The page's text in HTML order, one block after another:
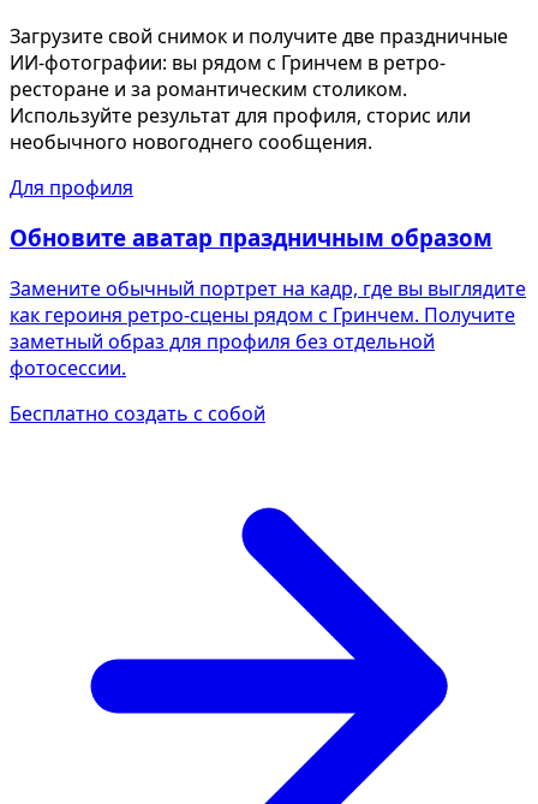
Загрузите свой снимок и получите две праздничные
ИИ-фотографии: вы рядом с Гринчем в ретро-
ресторане и за романтическим столиком.
Используйте результат для профиля, сторис или
необычного новогоднего сообщения.
Для профиля
Обновите аватар праздничным образом
Замените обычный портрет на кадр, где вы выглядите
как героиня ретро-сцены рядом с Гринчем. Получите
заметный образ для профиля без отдельной
фотосессии.
Бесплатно создать с собой